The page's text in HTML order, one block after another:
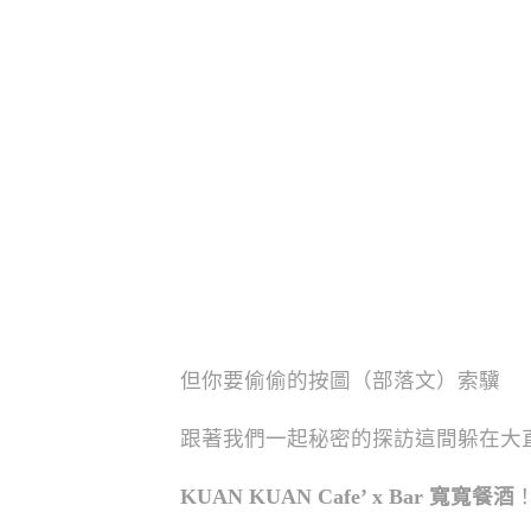
但你要偷偷的按圖（部落文）索驥
跟著我們一起秘密的探訪這間躲在
KUAN KUAN Cafe’ x Bar 寬寬餐酒 ！